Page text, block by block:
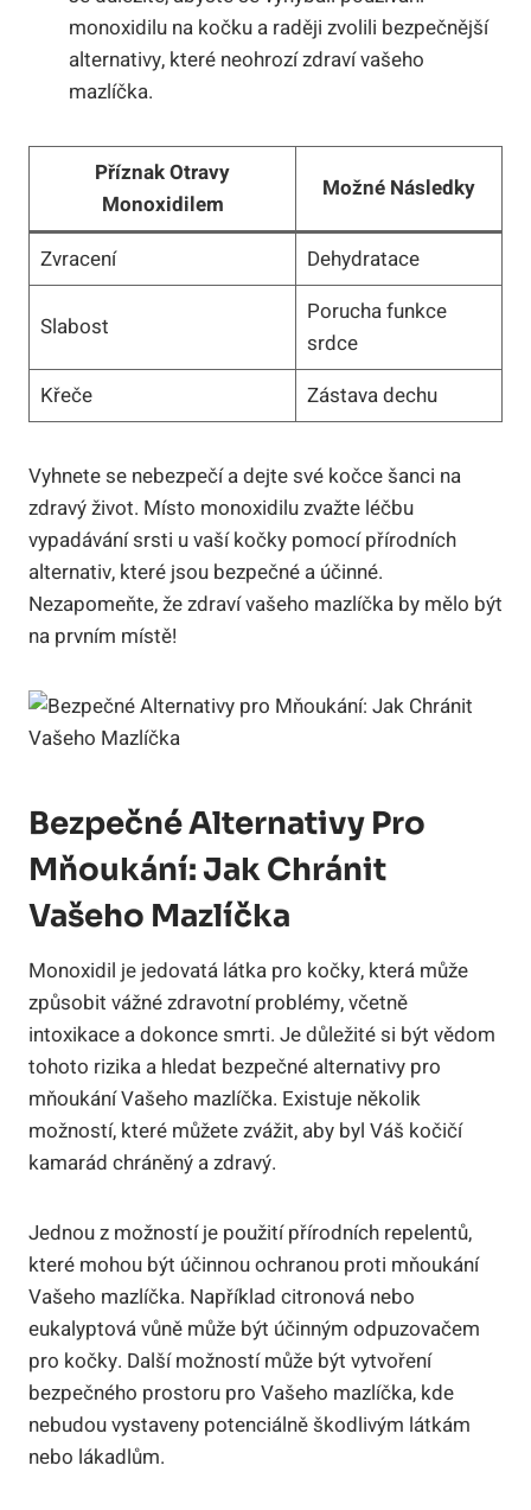
monoxidilu na kočku a raději zvolili bezpečnější
alternativy, které neohrozí zdraví vašeho
mazlíčka.
Příznak Otravy
Monoxidilem
Možné Následky
Zvracení Dehydratace
Slabost
Porucha funkce
srdce
Křeče
Zástava dechu
Vyhnete se nebezpečí a dejte své kočce šanci na
zdravý život. Místo monoxidilu zvažte léčbu
vypadávání srsti u vaší kočky pomocí přírodních
alternativ, které jsou bezpečné a účinné.
Nezapomeňte, že zdraví vašeho mazlíčka by mělo být
na prvním místě!
Bezpečné Alternativy Pro
Mňoukání: Jak Chránit
Vašeho Mazlíčka
Monoxidil je jedovatá látka pro kočky, která může
způsobit vážné zdravotní problémy, včetně
intoxikace a dokonce smrti. Je důležité si být vědom
tohoto rizika a hledat bezpečné alternativy pro
mňoukání Vašeho mazlíčka. Existuje několik
možností, které můžete zvážit, aby byl Váš kočičí
kamarád chráněný a zdravý.
Jednou z možností je použití přírodních repelentů,
které mohou být účinnou ochranou proti mňoukání
Vašeho mazlíčka. Například citronová nebo
eukalyptová vůně může být účinným odpuzovačem
pro kočky. Další možností může být vytvoření
bezpečného prostoru pro Vašeho mazlíčka, kde
nebudou vystaveny potenciálně škodlivým látkám
nebo lákadlům.